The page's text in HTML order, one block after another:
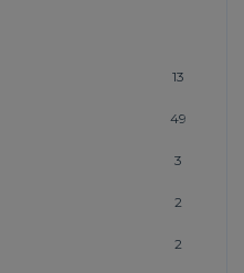
13
49
3
2
2